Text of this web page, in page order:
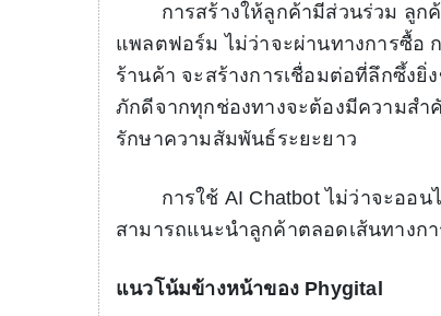
การสร้างให้ลูกค้ามีส่วนร่วม ลูกค้
แพลตฟอร์ม ไม่ว่าจะผ่านทางการซื้อ
ร้านค้า จะสร้างการเชื่อมต่อที่ลึกซึ้ง
ภักดีจากทุกช่องทางจะต้องมีความสำ
รักษาความสัมพันธ์ระยะยาว
การใช้ AI Chatbot ไม่ว่าจะออนไ
สามารถแนะนำลูกค้าตลอดเส้นทางก
แนวโน้มข้างหน้าของ Phygital